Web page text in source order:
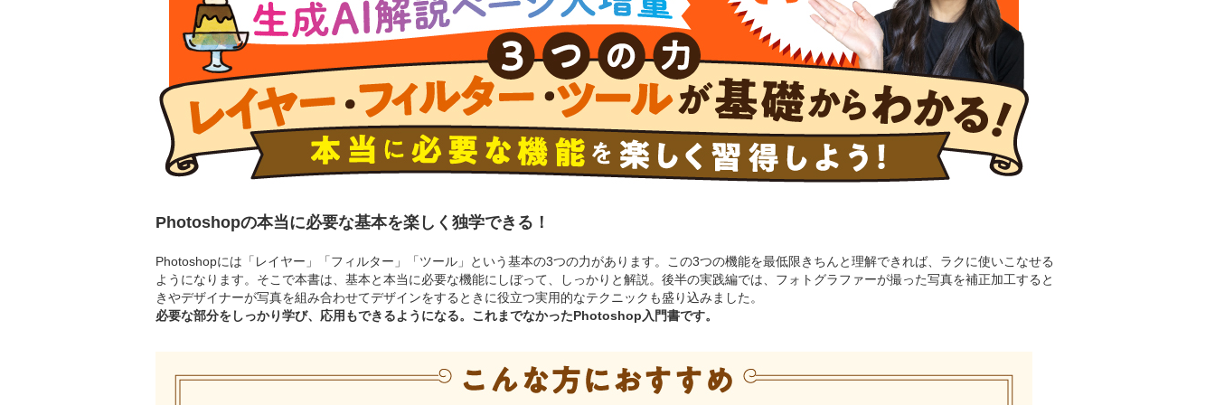
Photoshopの本当に必要な基本を楽しく独学できる！
Photoshopには「レイヤー」「フィルター」「ツール」という基本の3つの力があります。この3つの機能を最低限きちんと理解できれば、ラクに使いこなせる
ようになります。そこで本書は、基本と本当に必要な機能にしぼって、しっかりと解説。後半の実践編では、フォトグラファーが撮った写真を補正加工すると
きやデザイナーが写真を組み合わせてデザインをするときに役立つ実用的なテクニックも盛り込みました。
必要な部分をしっかり学び、応用もできるようになる。これまでなかったPhotoshop入門書です。